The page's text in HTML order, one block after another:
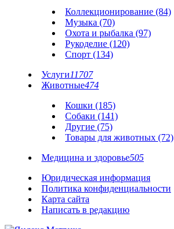
Коллекционирование (84)
Музыка (70)
Охота и рыбалка (97)
Рукоделие (120)
Спорт (134)
Услуги11707
Животные474
Кошки (185)
Собаки (141)
Другие (75)
Товары для животных (72)
Медицина и здоровье505
Юридическая информация
Политика конфиденциальности
Карта сайта
Написать в редакцию